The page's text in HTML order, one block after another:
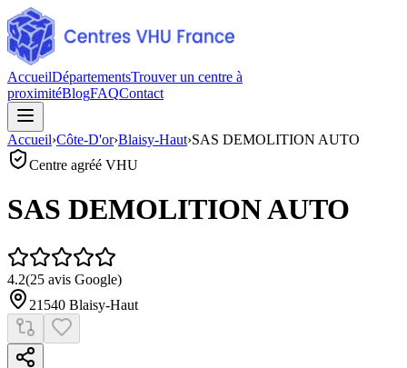
AccueilDépartementsTrouver un centre à
proximitéBlogFAQContact
Accueil›Côte-D'or›Blaisy-Haut›SAS DEMOLITION AUTO
Centre agréé VHU
SAS DEMOLITION AUTO
4.2(25 avis Google)
21540 Blaisy-Haut